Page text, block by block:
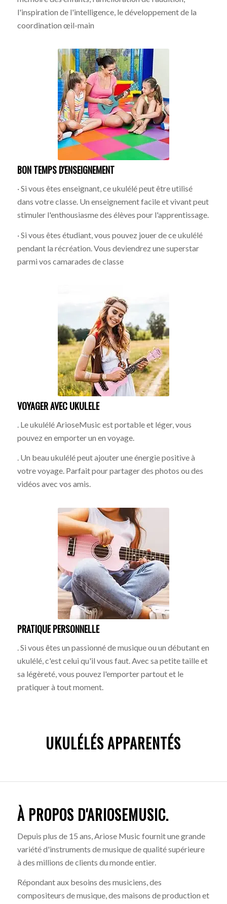
l'inspiration de l'intelligence, le développement de la
coordination œil-main
BON TEMPS D'ENSEIGNEMENT
· Si vous êtes enseignant, ce ukulélé peut être utilisé
dans votre classe. Un enseignement facile et vivant peut
stimuler l'enthousiasme des élèves pour l'apprentissage.
· Si vous êtes étudiant, vous pouvez jouer de ce ukulélé
pendant la récréation. Vous deviendrez une superstar
parmi vos camarades de classe
VOYAGER AVEC UKULELE
. Le ukulélé ArioseMusic est portable et léger, vous
pouvez en emporter un en voyage.
. Un beau ukulélé peut ajouter une énergie positive à
votre voyage. Parfait pour partager des photos ou des
vidéos avec vos amis.
PRATIQUE PERSONNELLE
. Si vous êtes un passionné de musique ou un débutant en
ukulélé, c'est celui qu'il vous faut. Avec sa petite taille et
sa légèreté, vous pouvez l'emporter partout et le
pratiquer à tout moment.
UKULÉLÉS APPARENTÉS
À PROPOS D'ARIOSEMUSIC.
Depuis plus de 15 ans, Ariose Music fournit une grande
variété d'instruments de musique de qualité supérieure
à des millions de clients du monde entier.
Répondant aux besoins des musiciens, des
compositeurs de musique, des maisons de production et